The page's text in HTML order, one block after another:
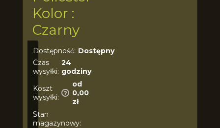
Kolor :
Czarny
Dostępność: Dostępny
Czas
wysyłki:
24
godziny
Koszt
wysyłki:
od
0,00
zł
Stan
magazynowy: